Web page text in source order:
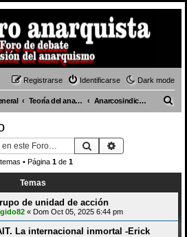
Dark mode
Identificarse
Registrarse
Teoría del anarquismo Anarcosindicalismo
Buscar
• Página 1de 1
Temas
de unidad de acción
« Dom Oct 05, 2025 6:44 pm
La internacional inmortal -Erick